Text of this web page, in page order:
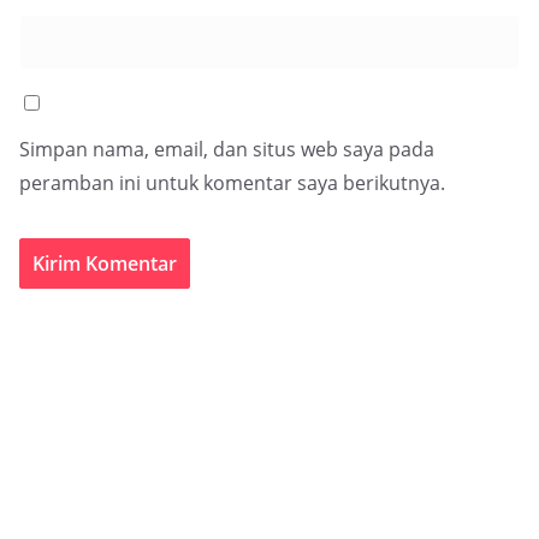
Simpan nama, email, dan situs web saya pada
peramban ini untuk komentar saya berikutnya.